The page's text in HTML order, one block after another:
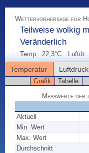
Wettervorhersage für
Teilweise wolkig
Veränderlich
Temp.: 22,3°C
Temperatur Luftdruck
Grafik Tabelle
Messwerte der
Aktuell
Min. Wert
Max. Wert
Durchschnitt